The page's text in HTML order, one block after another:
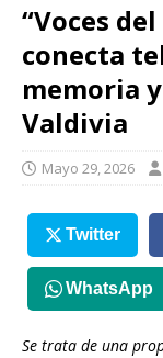
“Voces
conecta
memoria
Valdivia
Mayo 29, 2026
Twitter
WhatsApp
Se trata de una